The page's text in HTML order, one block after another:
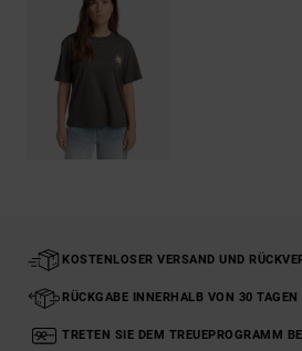
KOSTENLOSER VERSAND UND
RÜCKGABE INNERHALB VON 30 TAGEN
TRETEN SIE DEM TREUEPROGRAMM BEI